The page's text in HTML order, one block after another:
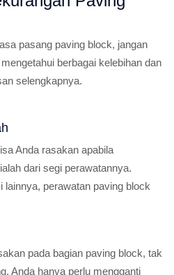
pasang paving block, jangan
berbagai kelebihan dan
selengkapnya.
Anda rasakan apabila
dari segi perawatannya.
lainnya, perawatan paving block
pada bagian paving block, tak
Anda hanya perlu mengganti